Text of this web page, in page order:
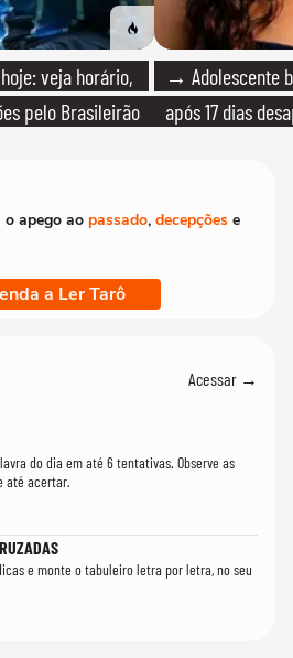
veja horário,
pelo Brasileirão
→ Adolescente
após 17 dias
apego ao passado, decepções e
a Ler Tarô
Acessar →
do dia em até 6 tentativas. Observe as
até acertar.
e monte o tabuleiro letra por letra, no seu